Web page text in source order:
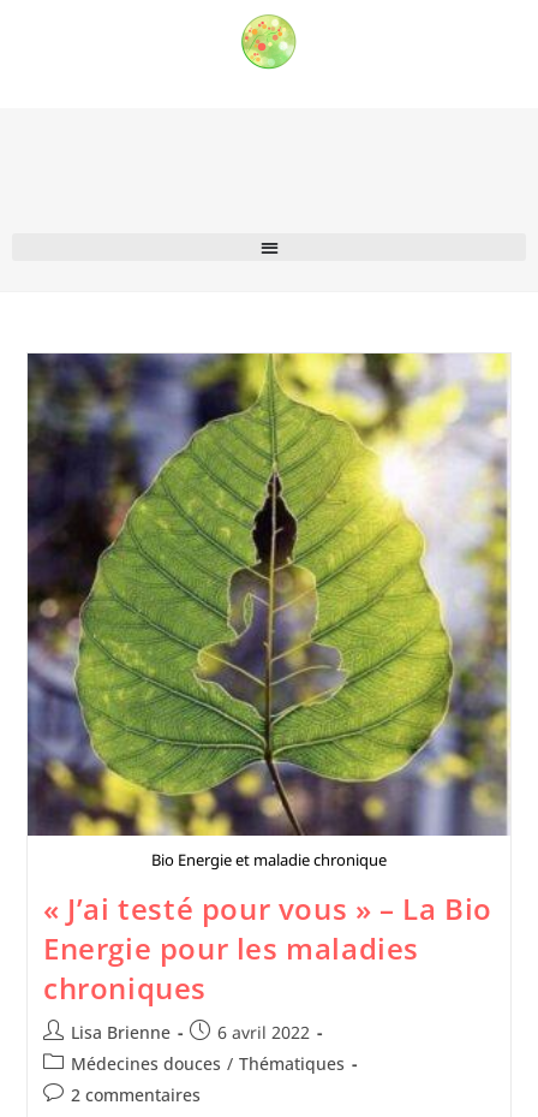
Bio Energie et maladie chronique
« J’ai testé pour vous » – La Bio
Energie pour les maladies
chroniques
Lisa Brienne
6 avril 2022
Médecines douces / Thématiques
2 commentaires